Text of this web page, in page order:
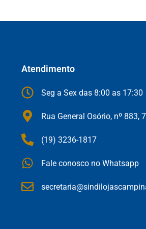
Atendimento
Seg a Sex das 8:00 as 17:30
Rua General Osório, nº 883,
(19) 3236-1817
Fale conosco no Whatsapp